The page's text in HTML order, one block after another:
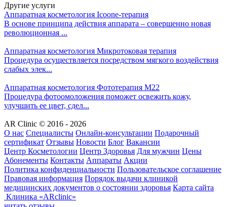
Другие услуги
Аппаратная косметология Icoone-терапия
В основе принципа действия аппарата – совершенно новая
революционная ...
Аппаратная косметология Микротоковая терапия
Процедура осуществляется посредством мягкого воздействия
слабых элек...
Аппаратная косметология Фототерапия M22
Процедура фотоомоложения поможет освежить кожу,
улучшить ее цвет, сдел...
AR Clinic © 2016 - 2026
О нас Специалисты Онлайн-консультации Подарочный
сертификат Отзывы Новости Блог Вакансии
Центр Косметологии Центр Здоровья Для мужчин Цены
Абонементы Контакты Аппараты Акции
Политика конфиденциальности Пользовательское соглашение
Правовая информация Порядок выдачи клиникой
медицинских документов о состоянии здоровья Карта сайта
Клиника «ARclinic»